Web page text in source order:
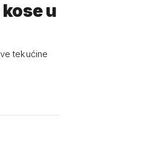
u
tekućine